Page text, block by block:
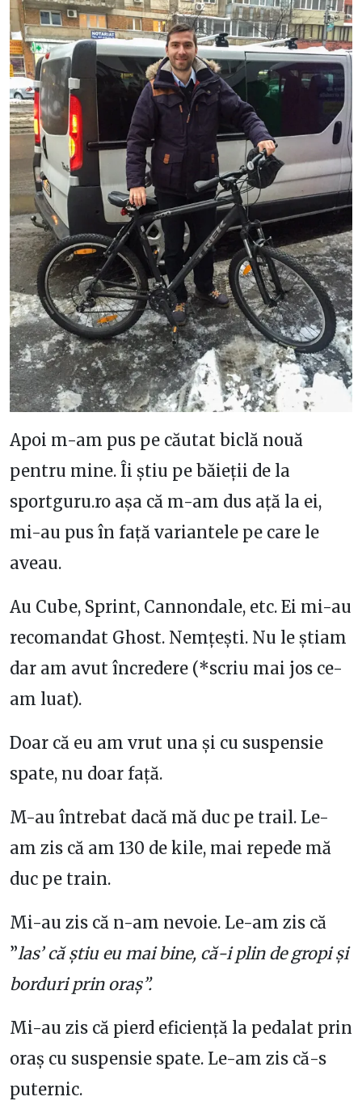
Apoi m-am pus pe căutat biclă nouă
pentru mine. Îi știu pe băieții de la
sportguru.ro așa că m-am dus ață la ei,
mi-au pus în față variantele pe care le
aveau.
Au Cube, Sprint, Cannondale, etc. Ei mi-au
recomandat Ghost. Nemțești. Nu le știam
dar am avut încredere (*scriu mai jos ce-
am luat).
Doar că eu am vrut una și cu suspensie
spate, nu doar față.
M-au întrebat dacă mă duc pe trail. Le-
am zis că am 130 de kile, mai repede mă
duc pe train.
Mi-au zis că n-am nevoie. Le-am zis că
”las’ că știu eu mai bine, că-i plin de gropi și
borduri prin oraș”.
Mi-au zis că pierd eficiență la pedalat prin
oraș cu suspensie spate. Le-am zis că-s
puternic.